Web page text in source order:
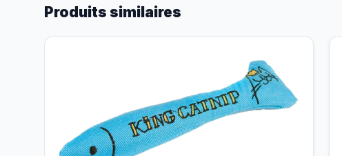
Produits similaires